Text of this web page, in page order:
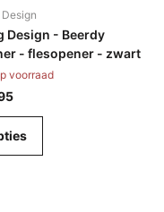
Design - Beerdy
- flesopener - zwart
voorraad